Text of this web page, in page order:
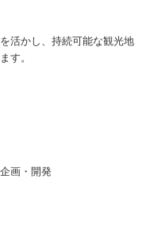
活かし、持続可能な観光地
す。
画・開発